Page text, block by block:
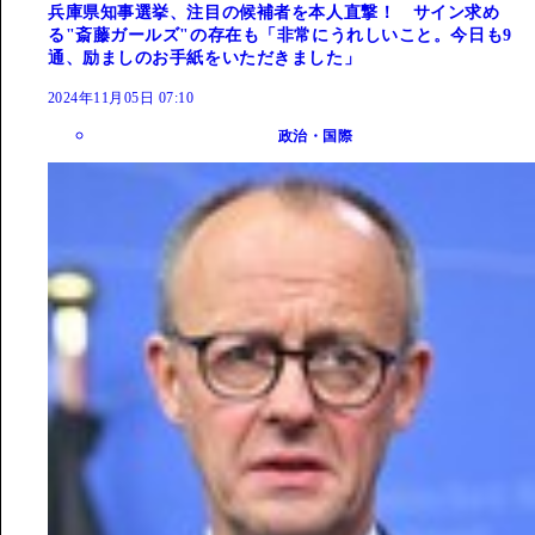
兵庫県知事選挙、注目の候補者を本人直撃！ サイン求め
る"斎藤ガールズ"の存在も「非常にうれしいこと。今日も9
通、励ましのお手紙をいただきました」
2024年11月05日 07:10
政治・国際